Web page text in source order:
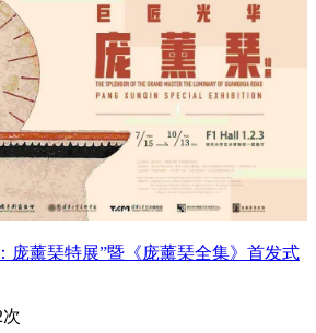
庞薰琹特展”暨《庞薰琹全集》首发式
次